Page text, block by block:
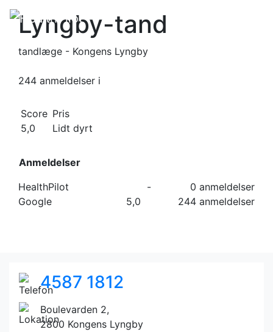
Lyngby-tand
tandlæge - Kongens Lyngby
244 anmeldelser i
Score
5,0
Pris
Lidt dyrt
Anmeldelser
HealthPilot
-
0 anmeldelser
Google
5,0 244 anmeldelser
4587 1812
Boulevarden 2,
2800 Kongens Lyngby